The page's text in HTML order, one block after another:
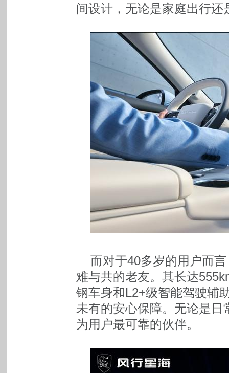
间设计，无论是家庭出行
而对于40多岁的用户而
难与共的老友。其长达
钢车身和L2+级智能驾驶辅
未有的安心保障。无论是
为用户最可靠的伙伴。